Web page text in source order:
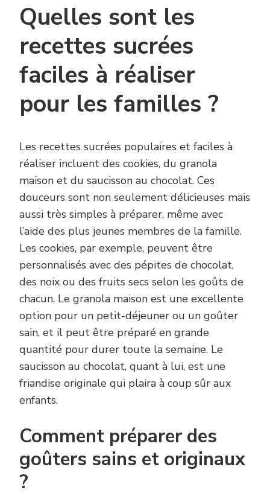
Quelles sont les
recettes sucrées
faciles à réaliser
pour les familles ?
Les recettes sucrées populaires et faciles à
réaliser incluent des cookies, du granola
maison et du saucisson au chocolat. Ces
douceurs sont non seulement délicieuses mais
aussi très simples à préparer, même avec
l’aide des plus jeunes membres de la famille.
Les cookies, par exemple, peuvent être
personnalisés avec des pépites de chocolat,
des noix ou des fruits secs selon les goûts de
chacun. Le granola maison est une excellente
option pour un petit-déjeuner ou un goûter
sain, et il peut être préparé en grande
quantité pour durer toute la semaine. Le
saucisson au chocolat, quant à lui, est une
friandise originale qui plaira à coup sûr aux
enfants.
Comment préparer des
goûters sains et originaux
?